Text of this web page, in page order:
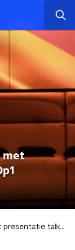
met
Paul de Leeuw wil door met presentatie talkshow Op1